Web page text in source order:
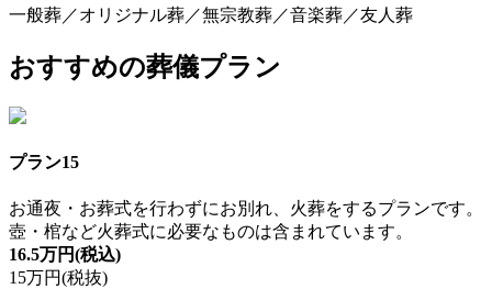
一般葬／オリジナル葬／無宗教葬／音楽葬／友人葬
おすすめの葬儀プラン
プラン15
お通夜・お葬式を行わずにお別れ、火葬をするプランです。
壺・棺など火葬式に必要なものは含まれています。
16.5万円(税込)
15万円(税抜)